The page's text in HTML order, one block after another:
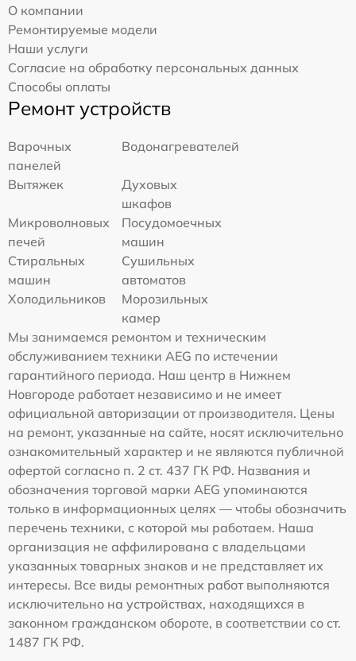
О компании
Ремонтируемые модели
Наши услуги
Согласие на обработку персональных данных
Способы оплаты
Ремонт устройств
Варочных
панелей
Водонагревателей
Вытяжек
Духовых
шкафов
Микроволновых
печей
Посудомоечных
машин
Стиральных
машин
Сушильных
автоматов
Холодильников
Морозильных
камер
Мы занимаемся ремонтом и техническим
обслуживанием техники AEG по истечении
гарантийного периода. Наш центр в Нижнем
Новгороде работает независимо и не имеет
официальной авторизации от производителя. Цены
на ремонт, указанные на сайте, носят исключительно
ознакомительный характер и не являются публичной
офертой согласно п. 2 ст. 437 ГК РФ. Названия и
обозначения торговой марки AEG упоминаются
только в информационных целях — чтобы обозначить
перечень техники, с которой мы работаем. Наша
организация не аффилирована с владельцами
указанных товарных знаков и не представляет их
интересы. Все виды ремонтных работ выполняются
исключительно на устройствах, находящихся в
законном гражданском обороте, в соответствии со ст.
1487 ГК РФ.